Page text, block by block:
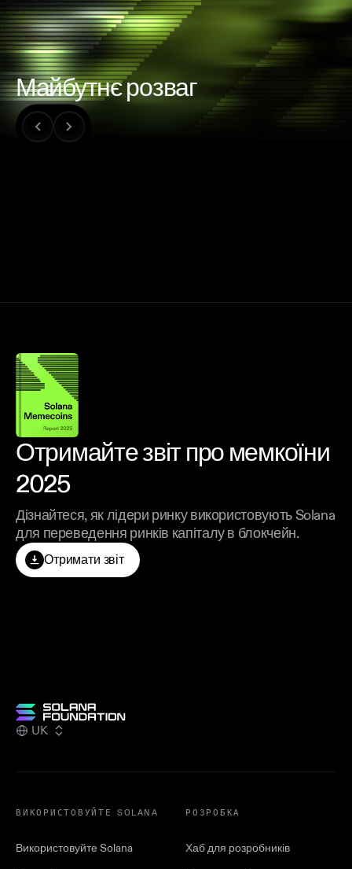
Майбутнє розваг
Отримайте звіт про мемкоїни
2025
Дізнайтеся, як лідери ринку використовують Solana
для переведення ринків капіталу в блокчейн.
Отримати звіт
UK
ВИКОРИСТОВУЙТЕ SOLANA
Використовуйте Solana
РОЗРОБКА
Хаб для розробників